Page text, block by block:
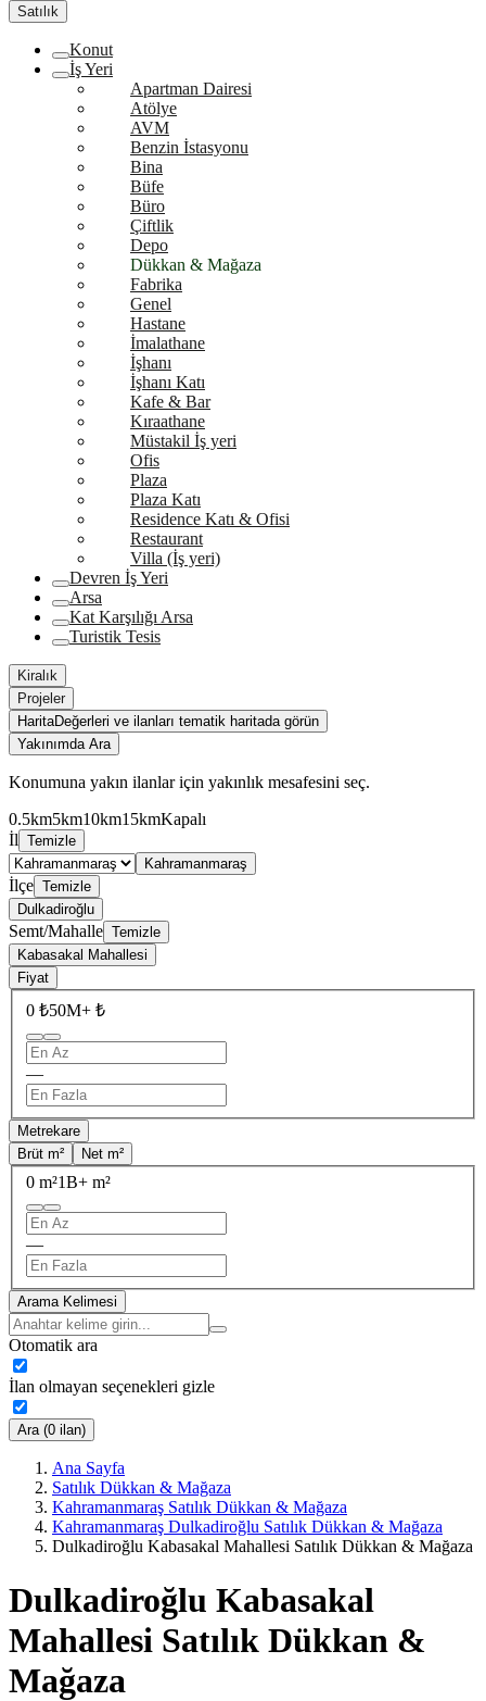
Satılık
Konut
İş Yeri
Apartman Dairesi
Atölye
AVM
Benzin İstasyonu
Bina
Büfe
Büro
Çiftlik
Depo
Dükkan & Mağaza
Fabrika
Genel
Hastane
İmalathane
İşhanı
İşhanı Katı
Kafe & Bar
Kıraathane
Müstakil İş yeri
Ofis
Plaza
Plaza Katı
Residence Katı & Ofisi
Restaurant
Villa (İş yeri)
Devren İş Yeri
Arsa
Kat Karşılığı Arsa
Turistik Tesis
Kiralık
Projeler
HaritaDeğerleri ve ilanları tematik haritada görün
Yakınımda Ara
Konumuna yakın ilanlar için yakınlık mesafesini seç.
0.5km5km10km15kmKapalı
İl Temizle
Kahramanmaraş
İlçe Temizle
Dulkadiroğlu
Semt/Mahalle Temizle
Kabasakal Mahallesi
Fiyat
0 ₺50M+ ₺
—
Metrekare
Brüt m²
Net m²
0 m²1B+ m²
—
Arama Kelimesi
Otomatik ara
İlan olmayan seçenekleri gizle
Ara (0 ilan)
Ana Sayfa
Satılık Dükkan & Mağaza
Kahramanmaraş Satılık Dükkan & Mağaza
Kahramanmaraş Dulkadiroğlu Satılık Dükkan & Mağaza
Dulkadiroğlu Kabasakal Mahallesi Satılık Dükkan & Mağaza
Dulkadiroğlu Kabasakal
Mahallesi Satılık Dükkan &
Mağaza